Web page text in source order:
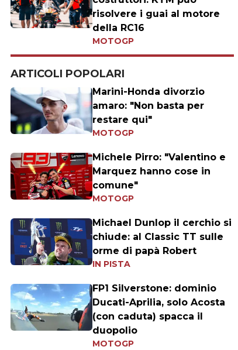
risolvere i guai al motore
della RC16
MOTOGP
ARTICOLI POPOLARI
Marini-Honda divorzio
amaro: "Non basta per
restare qui"
MOTOGP
Michele Pirro: "Valentino e
Marquez hanno cose in
comune"
MOTOGP
Michael Dunlop il cerchio si
chiude: al Classic TT sulle
orme di papà Robert
IN PISTA
FP1 Silverstone: dominio
Ducati-Aprilia, solo Acosta
(con caduta) spacca il
duopolio
MOTOGP